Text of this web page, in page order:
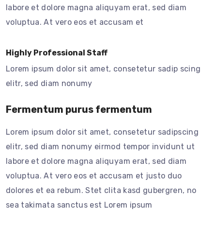
labore et dolore magna aliquyam erat, sed diam
voluptua. At vero eos et accusam et
Highly Professional Staff
Lorem ipsum dolor sit amet, consetetur sadip scing
elitr, sed diam nonumy
Fermentum purus fermentum
Lorem ipsum dolor sit amet, consetetur sadipscing
elitr, sed diam nonumy eirmod tempor invidunt ut
labore et dolore magna aliquyam erat, sed diam
voluptua. At vero eos et accusam et justo duo
dolores et ea rebum. Stet clita kasd gubergren, no
sea takimata sanctus est Lorem ipsum